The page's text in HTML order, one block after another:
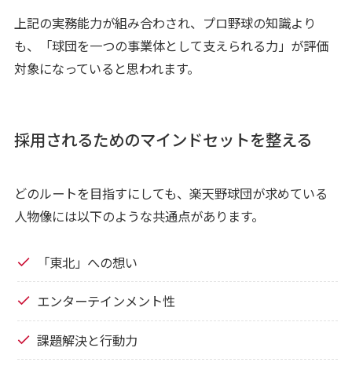
上記の実務能力が組み合わされ、プロ野球の知識より
も、「球団を一つの事業体として支えられる力」が評価
対象になっていると思われます。
採用されるためのマインドセットを整える
どのルートを目指すにしても、楽天野球団が求めている
人物像には以下のような共通点があります。
「東北」への想い
エンターテインメント性
課題解決と行動力